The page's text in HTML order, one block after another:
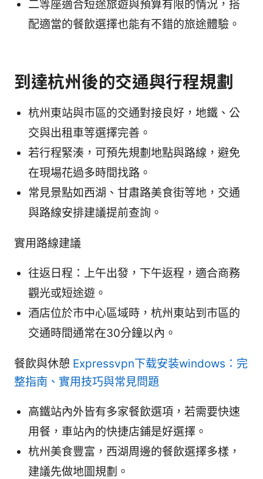
二等座適合短途旅遊與預算有限的情況，搭
配適當的餐飲選擇也能有不錯的旅途體驗。
到達杭州後的交通與行程規劃
杭州東站與市區的交通對接良好，地鐵、公
交與出租車等選擇完善。
若行程緊湊，可預先規劃地點與路線，避免
在現場花過多時間找路。
常見景點如西湖、甘肅路美食街等地，交通
與路線安排建議提前查詢。
實用路線建議
往返日程：上午出發，下午返程，適合商務
觀光或短途遊。
酒店位於市中心區域時，杭州東站到市區的
交通時間通常在30分鐘以內。
餐飲與休憩 Expressvpn下载安装windows：完
整指南、實用技巧與常見問題
高鐵站內外皆有多家餐飲選項，若需要快速
用餐，車站內的快捷店鋪是好選擇。
杭州美食豐富，西湖周邊的餐飲選擇多樣，
建議先做地圖規劃。